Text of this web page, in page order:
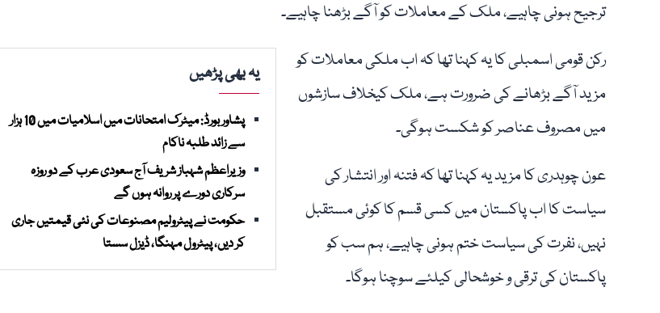
ترجیح ہونی چاہیے، ملک کے معاملات کو آگے بڑھنا چاہیے۔
یہ بھی پڑھیں
پشاور بورڈ: میٹرک امتحانات میں اسلامیات میں 10 ہزار
سے زائد طلبہ ناکام
وزیراعظم شہباز شریف آج سعودی عرب کے دو روزہ
سرکاری دورے پر روانہ ہوں گے
حکومت نے پیٹرولیم مصنوعات کی نئی قیمتیں جاری
کر دیں، پیٹرول مہنگا، ڈیزل سستا
رکن قومی اسمبلی کا یہ کہنا تھا کہ اب ملکی معاملات کو
مزید آگے بڑھانے کی ضرورت ہے، ملک کیخلاف سازشوں
میں مصروف عناصر کو شکست ہوگی۔
عون چوہدری کا مزید یہ کہنا تھا کہ فتنہ اور انتشار کی
سیاست کا اب پاکستان میں کسی قسم کا کوئی مستقبل
نہیں، نفرت کی سیاست ختم ہونی چاہیے، ہم سب کو
پاکستان کی ترقی و خوشحالی کیلئے سوچنا ہوگا۔